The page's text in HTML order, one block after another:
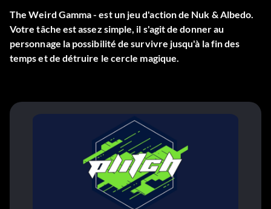
The Weird Gamma - est un jeu d'action de Nuk & Albedo.
Votre tâche est assez simple, il s'agit de donner au
personnage la possibilité de survivre jusqu'à la fin des
temps et de détruire le cercle magique.